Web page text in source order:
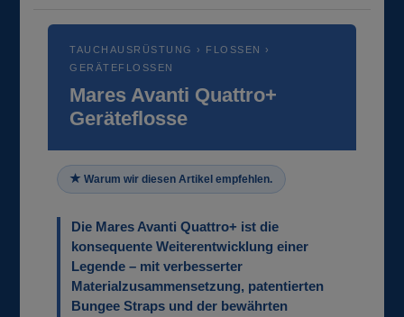
TAUCHAUSRÜSTUNG › FLOSSEN ›
GERÄTEFLOSSEN
Mares Avanti Quattro+
Geräteflosse
Warum wir diesen Artikel empfehlen.
Die Mares Avanti Quattro+ ist die
konsequente Weiterentwicklung einer
Legende – mit verbesserter
Materialzusammensetzung, patentierten
Bungee Straps und der bewährten